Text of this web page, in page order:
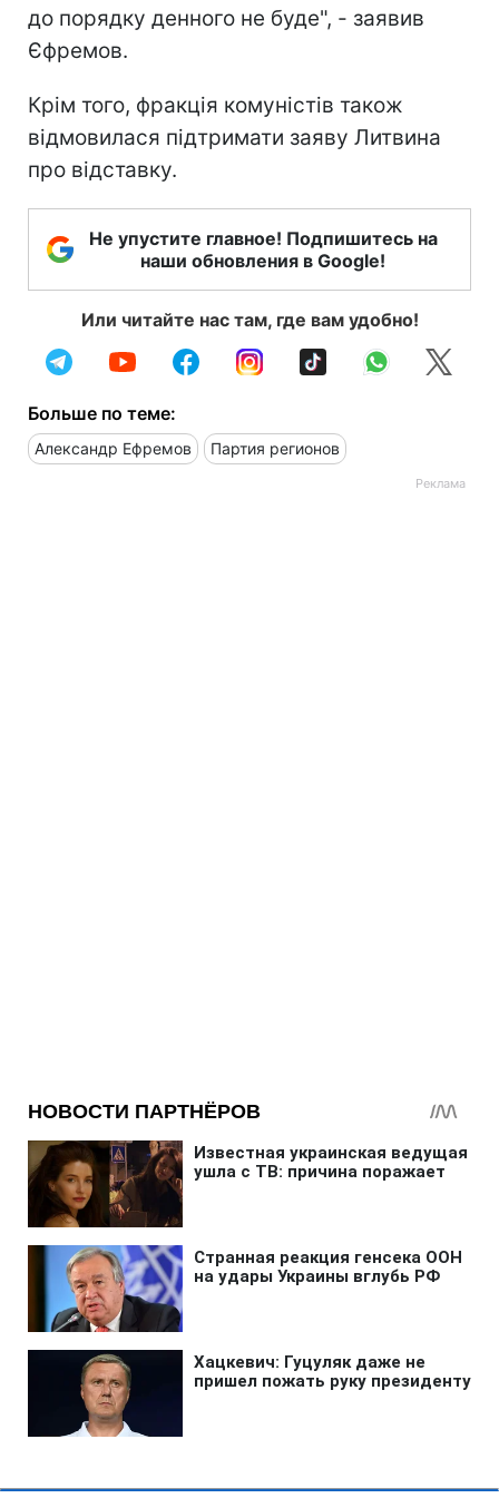
до порядку денного не буде", - заявив
Єфремов.
Крім того, фракція комуністів також
відмовилася підтримати заяву Литвина
про відставку.
Не упустите главное! Подпишитесь на
наши обновления в Google!
Или читайте нас там, где вам удобно!
Больше по теме:
Александр Ефремов Партия регионов